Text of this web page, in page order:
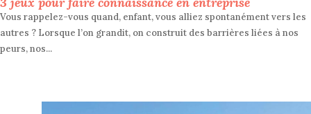
Vous rappelez-vous quand, enfant, vous alliez spontanément vers les
autres ? Lorsque l’on grandit, on construit des barrières liées à nos
peurs, nos...